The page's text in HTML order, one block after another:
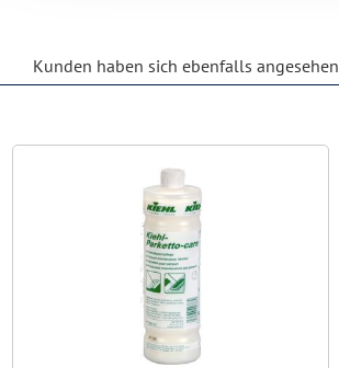
Kunden haben sich ebenfalls angesehen